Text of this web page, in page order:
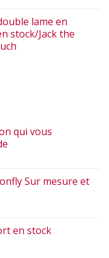
lame en
stock/Jack the
qui vous
Sur mesure et
en stock